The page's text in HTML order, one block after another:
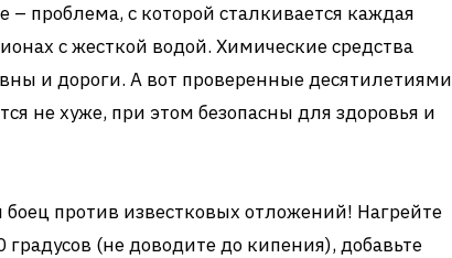
– проблема, с которой сталкивается каждая
с жесткой водой. Химические средства
и дороги. А вот проверенные десятилетиями
не хуже, при этом безопасны для здоровья и
против известковых отложений! Нагрейте
градусов (не доводите до кипения), добавьте